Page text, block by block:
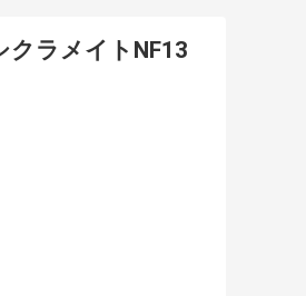
クラメイトNF13